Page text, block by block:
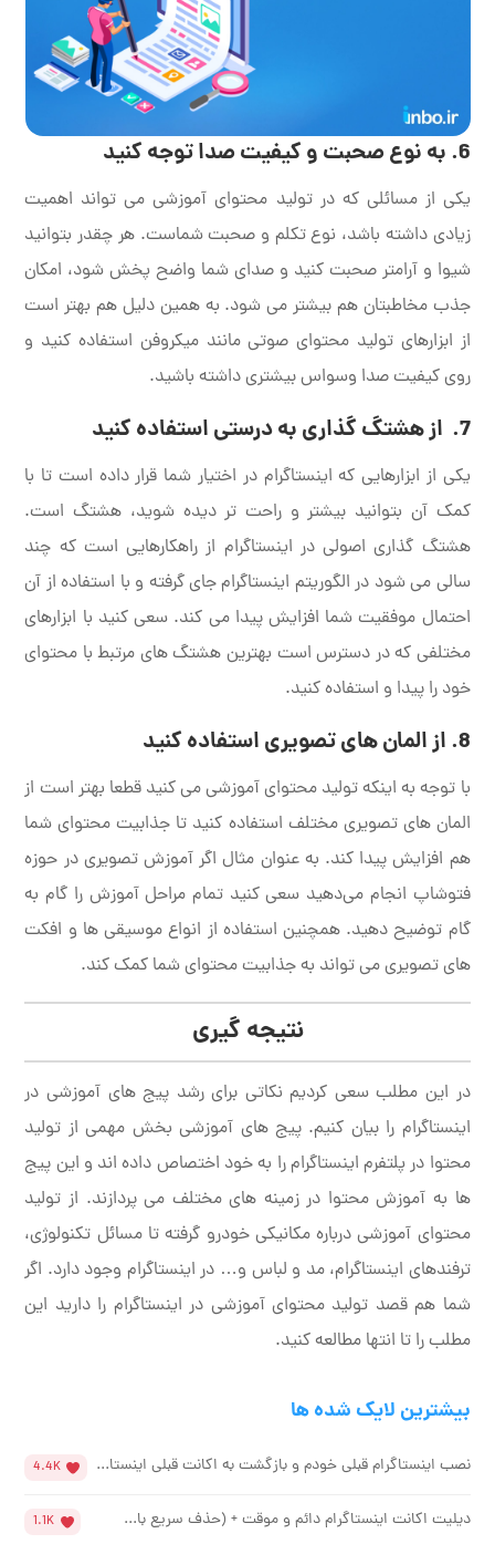
6. به نوع صحبت و کیفیت صدا توجه کنید
یکی از مسائلی که در تولید محتوای آموزشی می تواند اهمیت
زیادی داشته باشد، نوع تکلم و صحبت شماست. هر چقدر بتوانید
شیوا و آرامتر صحبت کنید و صدای شما واضح پخش شود، امکان
جذب مخاطبتان هم بیشتر می شود. به همین دلیل هم بهتر است
از ابزارهای تولید محتوای صوتی مانند میکروفن استفاده کنید و
روی کیفیت صدا وسواس بیشتری داشته باشید.
7. از هشتگ گذاری به درستی استفاده کنید
یکی از ابزارهایی که اینستاگرام در اختیار شما قرار داده است تا با
کمک آن بتوانید بیشتر و راحت تر دیده شوید، هشتگ است.
هشتگ گذاری اصولی در اینستاگرام از راهکارهایی است که چند
سالی می شود در الگوریتم اینستاگرام جای گرفته و با استفاده از آن
احتمال موفقیت شما افزایش پیدا می کند. سعی کنید با ابزارهای
مختلفی که در دسترس است بهترین هشتگ های مرتبط با محتوای
خود را پیدا و استفاده کنید.
8. از المان های تصویری استفاده کنید
با توجه به اینکه تولید محتوای آموزشی می کنید قطعا بهتر است از
المان های تصویری مختلف استفاده کنید تا جذابیت محتوای شما
هم افزایش پیدا کند. به عنوان مثال اگر آموزش تصویری در حوزه
فتوشاپ انجام می‌دهید سعی کنید تمام مراحل آموزش را گام به
گام توضیح دهید. همچنین استفاده از انواع موسیقی ها و افکت
های تصویری می تواند به جذابیت محتوای شما کمک کند.
نتیجه گیری
در این مطلب سعی کردیم نکاتی برای رشد پیج های آموزشی در
اینستاگرام را بیان کنیم. پیج های آموزشی بخش مهمی از تولید
محتوا در پلتفرم اینستاگرام را به خود اختصاص داده اند و این پیج
ها به آموزش محتوا در زمینه های مختلف می پردازند. از تولید
محتوای آموزشی درباره مکانیکی خودرو گرفته تا مسائل تکنولوژی،
ترفندهای اینستاگرام، مد و لباس و… در اینستاگرام وجود دارد. اگر
شما هم قصد تولید محتوای آموزشی در اینستاگرام را دارید این
مطلب را تا انتها مطالعه کنید.
بیشترین لایک شده ها
نصب اینستاگرام قبلی خودم و بازگشت به اکانت قبلی اینستا... 4.4K
دیلیت اکانت اینستاگرام دائم و موقت + (حذف سریع با... 1.1K